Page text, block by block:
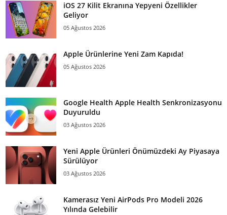
iOS 27 Kilit Ekranına Yepyeni Özellikler
Geliyor
05 Ağustos 2026
Apple Ürünlerine Yeni Zam Kapıda!
05 Ağustos 2026
Google Health Apple Health Senkronizasyonu
Duyuruldu
03 Ağustos 2026
Yeni Apple Ürünleri Önümüzdeki Ay Piyasaya
Sürülüyor
03 Ağustos 2026
Kamerasız Yeni AirPods Pro Modeli 2026
Yılında Gelebilir